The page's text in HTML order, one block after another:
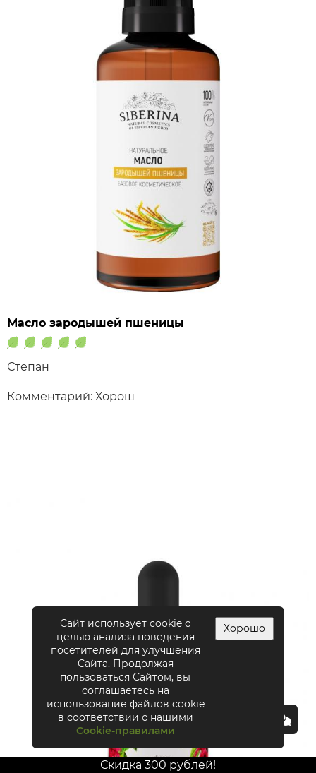
Масло зародышей пшеницы
Степан
Комментарий: Хорош
Сайт использует cookie с
целью анализа поведения
посетителей для улучшения
Сайта. Продолжая
пользоваться Сайтом, вы
соглашаетесь на
использование файлов cookie
в соответствии с нашими
Cookie-правилами
Хорошо
Скидка 300 рублей!